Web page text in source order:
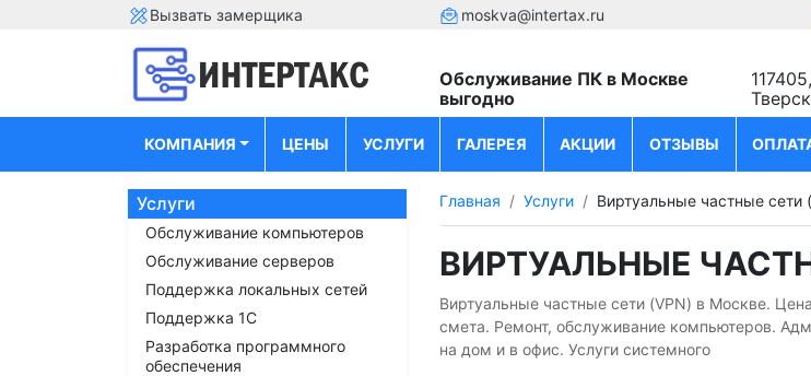
Вызвать замерщика moskva@intertax.ru
Обслуживание ПК в Москве
выгодно
КОМПАНИЯ ЦЕНЫ УСЛУГИ ГАЛЕРЕЯ АКЦИИ ОТЗЫВЫ
Услуги
Обслуживание компьютеров
Обслуживание серверов
Поддержка локальных сетей
Поддержка 1С
Разработка программного
обеспечения
Главная Услуги Виртуальные частные сети
ВИРТУАЛЬНЫЕ
Виртуальные частные сети (VPN) в Москве.
смета. Ремонт, обслуживание компьютеров.
на дом и в офис. Услуги системного